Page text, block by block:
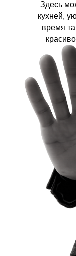
Здесь
кухней,
время